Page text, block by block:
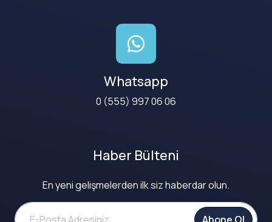
Whatsapp
0 (555) 997 06 06
Haber Bülteni
En yeni gelişmelerden ilk siz haberdar olun.